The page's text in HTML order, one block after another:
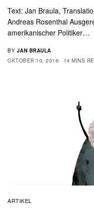
Text: Jan Braula,
Andreas Rosenthal
amerikanischer Politiker…
BY JAN BRAULA
OKTOBER 10, 2016
14 MINS
ARTIKEL